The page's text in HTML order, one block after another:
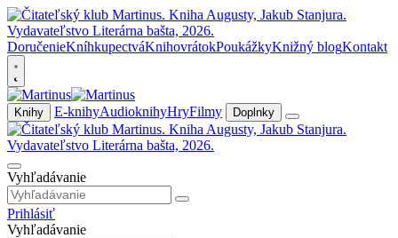
DoručenieKníhkupectváKnihovrátokPoukážkyKnižný blogKontakt
Knihy E-knihyAudioknihyHryFilmy Doplnky
Vyhľadávanie
Prihlásiť
Vyhľadávanie